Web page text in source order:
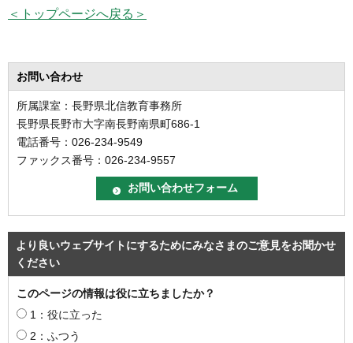
＜トップページへ戻る＞
お問い合わせ
所属課室：長野県北信教育事務所
長野県長野市大字南長野南県町686-1
電話番号：026-234-9549
ファックス番号：026-234-9557
より良いウェブサイトにするためにみなさまのご意見をお聞かせ
ください
このページの情報は役に立ちましたか？
1：役に立った
2：ふつう